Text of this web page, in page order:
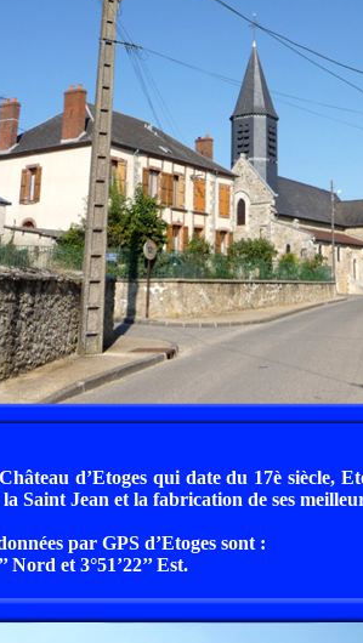
d’Etoges qui date du 17è siècle,
la Saint Jean et la fabrication de ses
par GPS d’Etoges sont :
Nord et 3°51’22’’ Est.